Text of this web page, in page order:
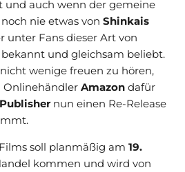
und auch wenn der gemeine
nie etwas von Shinkais
unter Fans dieser Art von
und gleichsam beliebt.
wenige freuen zu hören,
Onlinehändler Amazon dafür
Publisher nun einen Re-Release
soll planmäßig am 19.
kommen und wird von